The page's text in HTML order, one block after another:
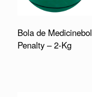
Bola de Medicinebol
Penalty – 2-Kg